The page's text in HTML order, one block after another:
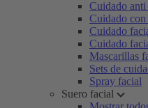
Cuidado
Cuidado
Cuidado
Cuidado
Mascarillas
Sets de
Spray facial
Suero facial